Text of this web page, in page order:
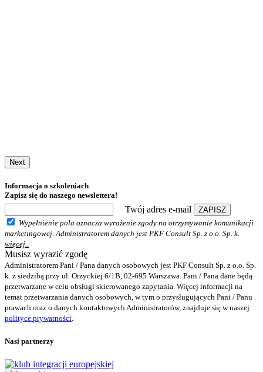
Next
Informacja o szkoleniach
Zapisz się do naszego newslettera!
Twój adres e-mail
ZAPISZ
Wypełnienie pola oznacza wyrażenie zgody na otrzymywanie komunikacji
marketingowej. Administratorem danych jest PKF Consult Sp. z o.o. Sp. k.
więcej..
Musisz wyrazić zgodę
Administratorem Pani / Pana danych osobowych jest PKF Consult Sp. z o.o. Sp.
k. z siedzibą przy ul. Orzyckiej 6/1B, 02-695 Warszawa. Pani / Pana dane będą
przetwarzane w celu obsługi skierowanego zapytania. Więcej informacji na
temat przetwarzania danych osobowych, w tym o przysługujących Pani / Panu
prawach oraz o danych kontaktowych Administratorów, znajduje się w naszej
polityce prywatności.
Nasi partnerzy